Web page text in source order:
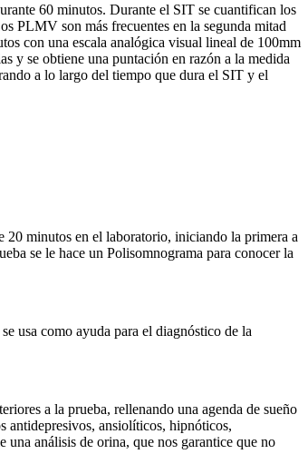
60 minutos. Durante el SIT se cuantifican los
PLMV son más frecuentes en la segunda mitad
con una escala analógica visual lineal de 100mm
y se obtiene una puntación en razón a la medida
a lo largo del tiempo que dura el SIT y el
20 minutos en el laboratorio, iniciando la primera a
se le hace un Polisomnograma para conocer la
usa como ayuda para el diagnóstico de la
a la prueba, rellenando una agenda de sueño
antidepresivos, ansiolíticos, hipnóticos,
análisis de orina, que nos garantice que no